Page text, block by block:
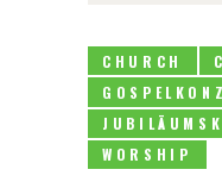
CHURCH
WORSHIP